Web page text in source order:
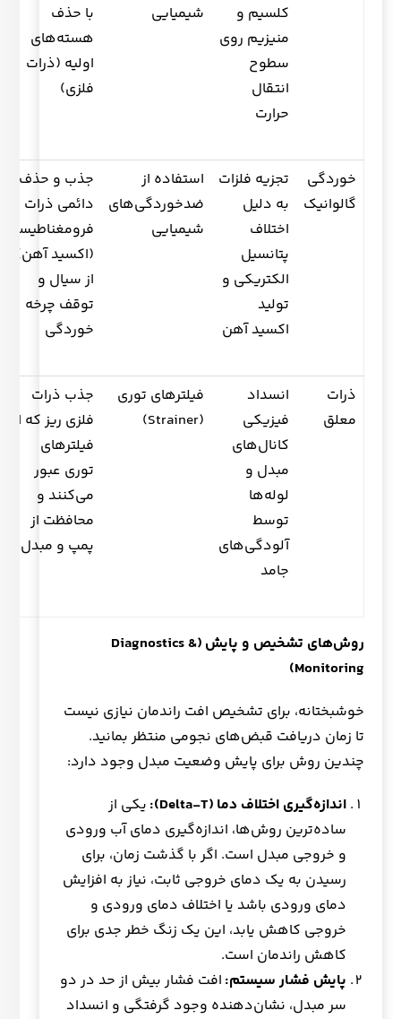
کلسیم و
منیزیم روی
سطوح
انتقال
حرارت
شیمیایی
با حذف
هسته‌های
اولیه (ذرات
فلزی)
خوردگی
گالوانیک
تجزیه فلزات
به دلیل
اختلاف
پتانسیل
الکتریکی و
تولید
اکسید آهن
استفاده از
ضدخوردگی‌های
شیمیایی
جذب و حذف
دائمی ذرات
فرومغناطیسی
(اکسید آهن)
از سیال و
توقف چرخه
خوردگی
ذرات
معلق
انسداد
فیزیکی
کانال‌های
مبدل و
لوله‌ها
توسط
آلودگی‌های
جامد
فیلترهای توری
(Strainer)
جذب ذرات
فلزی ریز که از
فیلترهای
توری عبور
می‌کنند و
محافظت از
پمپ و مبدل
روش‌های تشخیص و پایش (Diagnostics &
Monitoring)
خوشبختانه، برای تشخیص افت راندمان نیازی نیست
تا زمان دریافت قبض‌های نجومی منتظر بمانید.
چندین روش برای پایش وضعیت مبدل وجود دارد:
اندازه‌گیری اختلاف دما (Delta-T):
یکی از
ساده‌ترین روش‌ها، اندازه‌گیری دمای آب ورودی
و خروجی مبدل است. اگر با گذشت زمان، برای
رسیدن به یک دمای خروجی ثابت، نیاز به افزایش
دمای ورودی باشد یا اختلاف دمای ورودی و
خروجی کاهش یابد، این یک زنگ خطر جدی برای
کاهش راندمان است.
پایش فشار سیستم: افت فشار بیش از حد در دو
سر مبدل، نشان‌دهنده وجود گرفتگی و انسداد